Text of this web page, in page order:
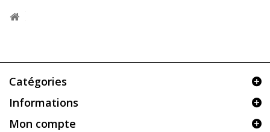
Catégories
Informations
Mon compte